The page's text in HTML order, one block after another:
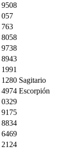
9508
057
763
8058
9738
8943
1991
1280 Sagitario
4974 Escorpión
0329
9175
8834
6469
2124